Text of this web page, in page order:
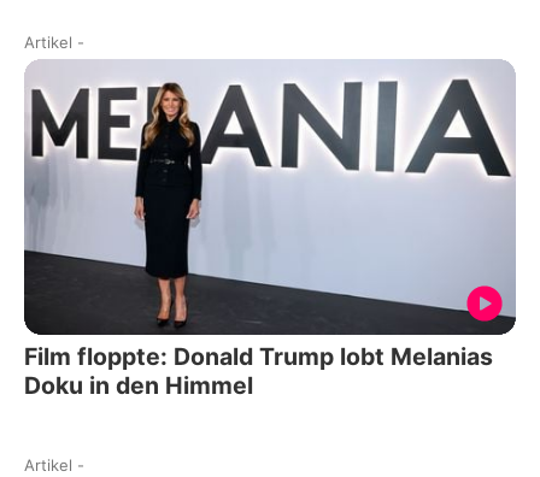
Artikel -
Film floppte: Donald Trump lobt Melanias
Doku in den Himmel
Artikel -